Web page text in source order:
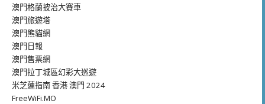
澳門格蘭披治大賽車
澳門旅遊塔
澳門熊貓網
澳門日報
澳門售票網
澳門拉丁城區幻彩大巡遊
米芝蓮指南 香港 澳門 2024
FreeWiFi.MO